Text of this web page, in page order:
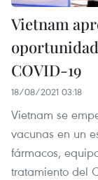
Vietnam
COVID-19
18/08/2021 03:18
Vietnam se
vacunas en un
fármacos,
tratamiento del